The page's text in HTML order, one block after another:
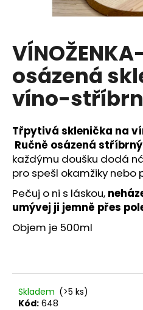
osázená
víno-
Třpytivá sklenička na
Ručně osázená
každýmu doušku dodá
pro spešl okamžiky nebo
Pečuj o ni s láskou,
umývej ji jemně přes
Objem je 500ml
Skladem (>5 ks)
Kód: 648
í
t
?
HLEDAT
D
o
p
o
č
u